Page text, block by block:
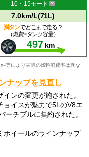
10・15モード
7.0km/L(71L)
満タンでどこまで走る？
（燃費×タンク容量）
497 km
等により実際の燃料消費率は異な
ナップを見直し
ンの変更が施された。
ョイスが魅力で5LのV8エ
ーチブルに集約された。
ホイールのラインナップ